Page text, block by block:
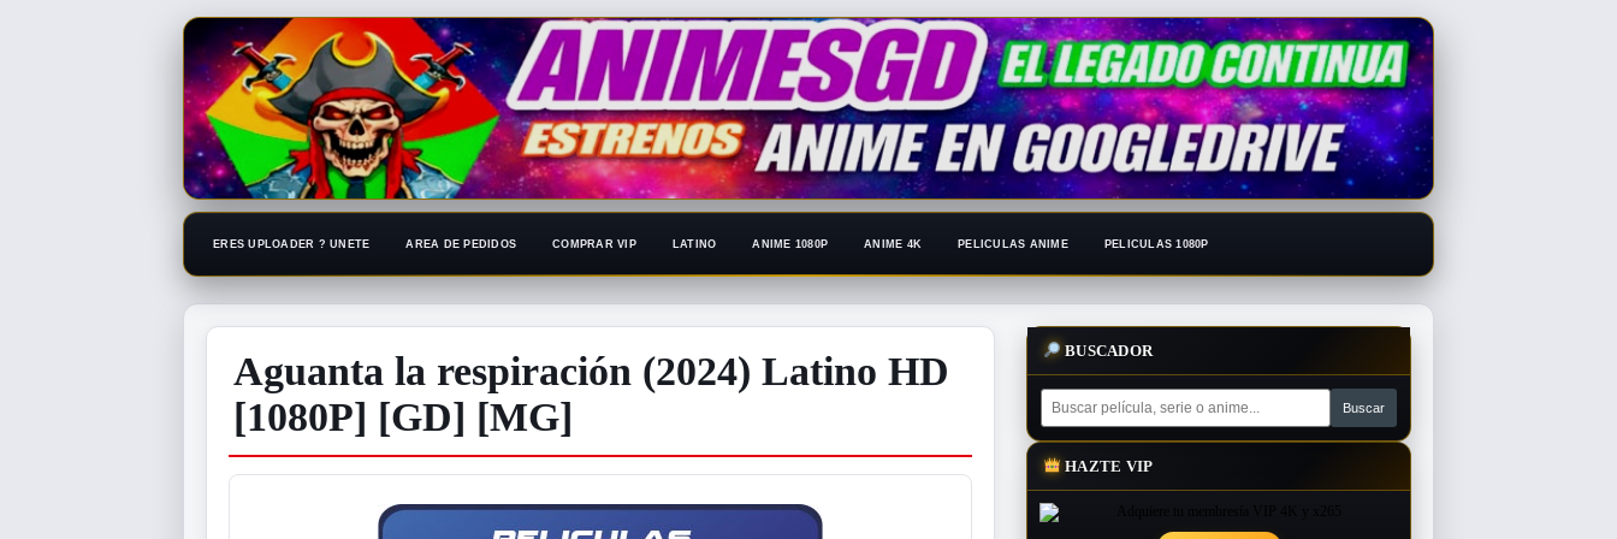
ERES UPLOADER ? UNETE AREA DE PEDIDOS COMPRAR VIP LATINO ANIME 1080P ANIME 4K PELICULAS ANIME PELICULAS 1080P
Aguanta la respiración (2024) Latino HD
[1080P] [GD] [MG]
BUSCADOR
HAZTE VIP